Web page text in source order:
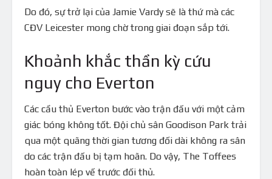
Do đó, sự trở lại của Jamie Vardy sẽ là thứ mà các
CĐV Leicester mong chờ trong giai đoạn sắp tới.
Khoảnh khắc thần kỳ cứu
nguy cho Everton
Các cầu thủ Everton bước vào trận đấu với một cảm
giác bóng không tốt. Đội chủ sân Goodison Park trải
qua một quãng thời gian tương đối dài không ra sân
do các trận đấu bị tạm hoãn. Do vậy, The Toffees
hoàn toàn lép vế trước đối thủ.